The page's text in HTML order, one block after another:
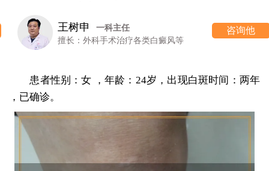
王树申
一科主任
擅长：外科手术治疗各类白癜风等
咨询他
患者性别：女 ，年龄：24岁，出现白斑时间：两年
，已确诊。